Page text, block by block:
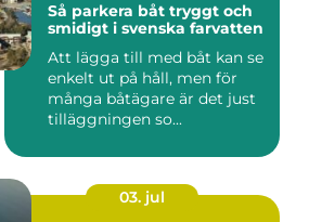
Så parkera båt tryggt och
smidigt i svenska farvatten
Att lägga till med båt kan se
enkelt ut på håll, men för
många båtägare är det just
tilläggningen so...
03. jul